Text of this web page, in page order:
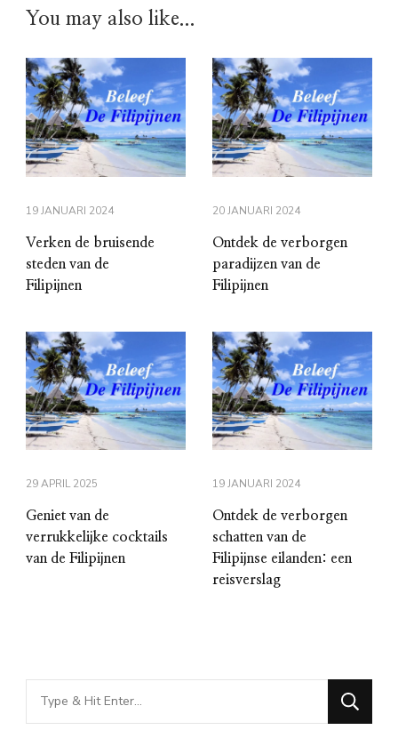
You may also like...
19 JANUARI 2024
Verken de bruisende
steden van de
Filipijnen
20 JANUARI 2024
Ontdek de verborgen
paradijzen van de
Filipijnen
29 APRIL 2025
Geniet van de
verrukkelijke cocktails
van de Filipijnen
19 JANUARI 2024
Ontdek de verborgen
schatten van de
Filipijnse eilanden: een
reisverslag
Looking
for